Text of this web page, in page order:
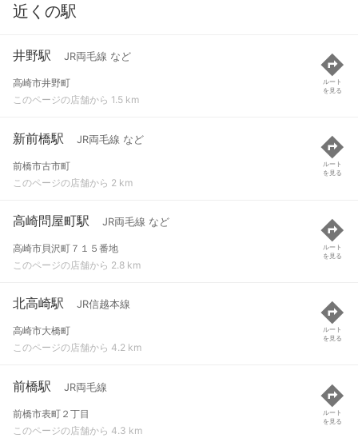
近くの駅
井野駅 JR両毛線 など
高崎市井野町
このページの店舗から 1.5 km
ルート
を見る
新前橋駅 JR両毛線 など
前橋市古市町
このページの店舗から 2 km
ルート
を見る
高崎問屋町駅 JR両毛線 など
高崎市貝沢町７１５番地
このページの店舗から 2.8 km
ルート
を見る
北高崎駅 JR信越本線
高崎市大橋町
このページの店舗から 4.2 km
ルート
を見る
前橋駅 JR両毛線
前橋市表町２丁目
このページの店舗から 4.3 km
ルート
を見る